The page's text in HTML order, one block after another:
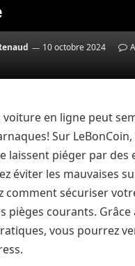
10 octobre 2024
voiture en ligne peut
Sur
laissent piéger par des
éviter les mauvaises
comment sécuriser
pièges courants. Grâce
vous pourrez